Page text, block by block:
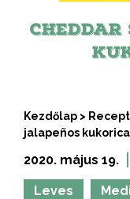
Kezdőlap >
jalapeños
2020. május 19.
Leves